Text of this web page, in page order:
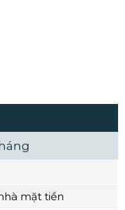
mặt tiền